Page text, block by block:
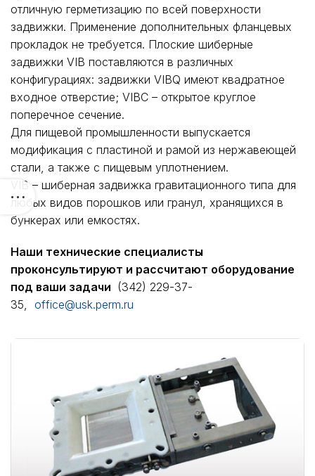
отличную герметизацию по всей поверхности
задвижки. Применение дополнительных фланцевых
прокладок не требуется. Плоские шиберные
задвижки VIB поставляются в различных
конфигурациях: задвижки VIBQ имеют квадратное
входное отверстие; VIBC – открытое круглое
поперечное сечение.
Для пищевой промышленности выпускается
модификация с пластиной и рамой из нержавеющей
стали, а также с пищевым уплотнением.
VIB – шиберная задвижка гравитационного типа для
любых видов порошков или гранул, хранящихся в
бункерах или емкостях.
Наши технические специалисты
проконсультируют и рассчитают оборудование
под ваши задачи (342) 229-37-
35, office@usk.perm.ru